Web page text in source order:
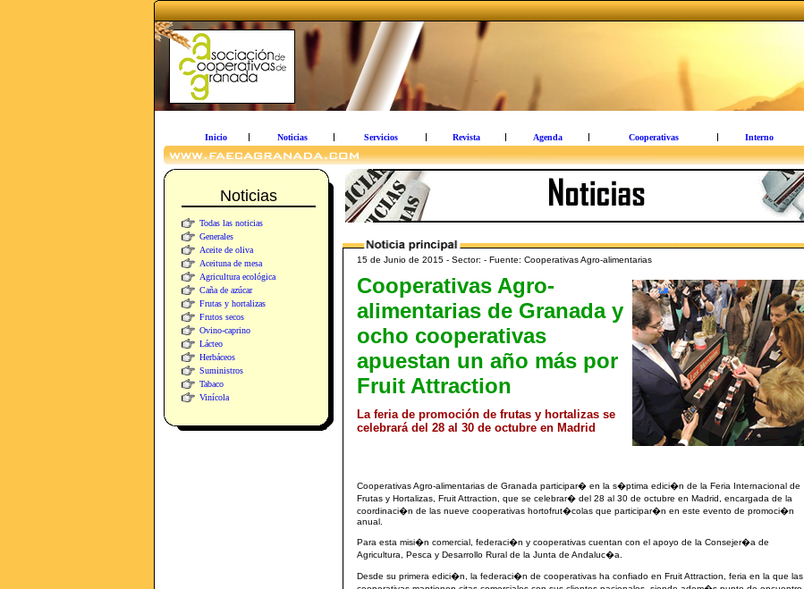
Inicio Noticias Servicios Revista Agenda Cooperativas Interno
Noticias
Todas las noticias
Generales
Aceite de oliva
Aceituna de mesa
Agricultura ecológica
Caña de azúcar
Frutas y hortalizas
Frutos secos
Ovino-caprino
Lácteo
Herbáceos
Suministros
Tabaco
Vinícola
15 de Junio de 2015 - Sector: - Fuente: Cooperativas Agro-alimentarias
Cooperativas Agro-
alimentarias de Granada y
ocho cooperativas
apuestan un año más por
Fruit Attraction
La feria de promoción de frutas y hortalizas se
celebrará del 28 al 30 de octubre en Madrid
Cooperativas Agro-alimentarias de Granada participar� en la s�ptima edici�n de la Feria Internacional de
Frutas y Hortalizas, Fruit Attraction, que se celebrar� del 28 al 30 de octubre en Madrid, encargada de la
coordinaci�n de las nueve cooperativas hortofrut�colas que participar�n en este evento de promoci�n
anual.
Para esta misi�n comercial, federaci�n y cooperativas cuentan con el apoyo de la Consejer�a de
Agricultura, Pesca y Desarrollo Rural de la Junta de Andaluc�a.
Desde su primera edici�n, la federaci�n de cooperativas ha confiado en Fruit Attraction, feria en la que las